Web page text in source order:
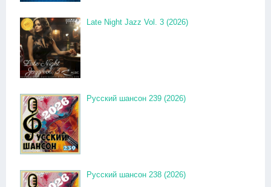
Late Night Jazz Vol. 3 (2026)
Русский шансон 239 (2026)
Русский шансон 238 (2026)